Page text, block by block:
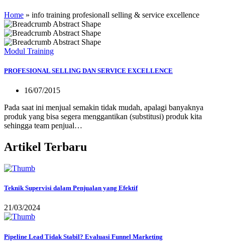
Home » info training profesionall selling & service excellence
Modul Training
PROFESIONAL SELLING DAN SERVICE EXCELLENCE
16/07/2015
Pada saat ini menjual semakin tidak mudah, apalagi banyaknya
produk yang bisa segera menggantikan (substitusi) produk kita
sehingga team penjual…
Artikel Terbaru
Teknik Supervisi dalam Penjualan yang Efektif
21/03/2024
Pipeline Lead Tidak Stabil? Evaluasi Funnel Marketing